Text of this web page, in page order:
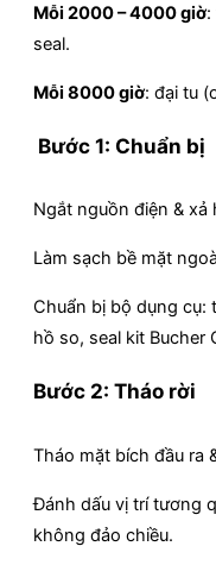
Mỗi 2000 – 4000 giờ:
seal.
Mỗi 8000 giờ: đại tu
Bước 1: Chuẩn bị
Ngắt nguồn điện &
Làm sạch bề mặt
Chuẩn bị bộ dụng cụ:
hồ so, seal kit Bucher
Bước 2: Tháo rời
Tháo mặt bích đầu ra
Đánh dấu vị trí tương
không đảo chiều.